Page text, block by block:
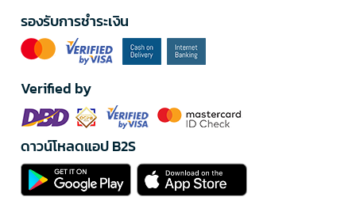
รองรับการชำระเงิน
Verified by
ดาวน์โหลดแอป B2S